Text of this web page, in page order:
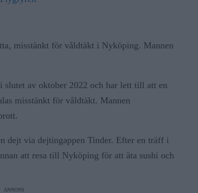
misstänkt för våldtäkt i Nyköping. Mannen
av oktober 2022 och har lett till att en
misstänkt för våldtäkt. Mannen
dejt via dejtingappen Tinder. Efter en träff i
att resa till Nyköping för att äta sushi och
ANNONS